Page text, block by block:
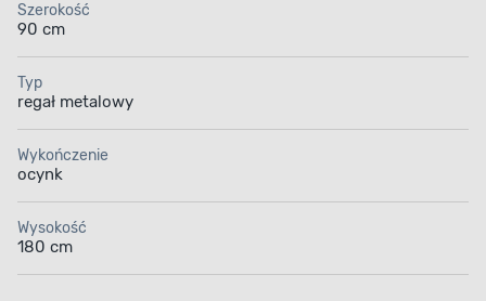
Szerokość
90 cm
Typ
regał metalowy
Wykończenie
ocynk
Wysokość
180 cm